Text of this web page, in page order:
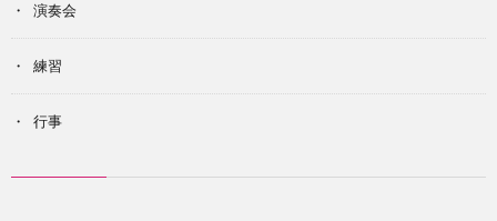
演奏会
練習
行事